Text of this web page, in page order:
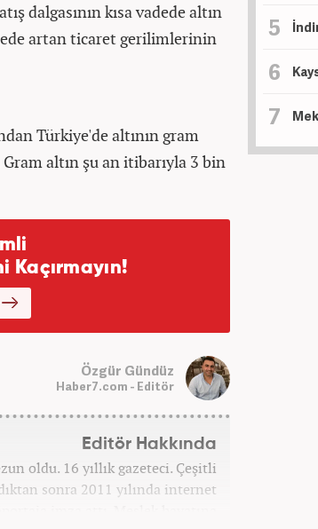
dalgasının kısa vadede altın
artan ticaret gerilimlerinin
Türkiye'de altının gram
altın şu an itibarıyla 3 bin
Özgür Gündüz
Haber7.com - Editör
Editör Hakkında
oldu. 16 yıllık gazeteci. Çeşitli
sonra 2011 yılında internet
imza attı. Meslek hayatına